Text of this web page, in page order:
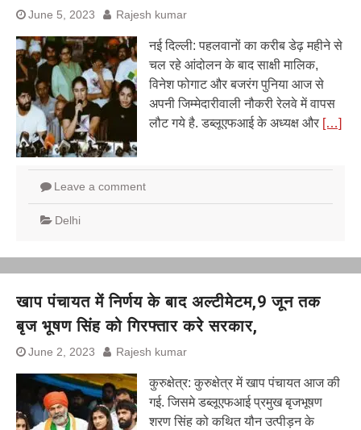
June 5, 2023 Rajesh kumar
नई दिल्ली: पहलवानों का करीब डेढ़ महीने से
चल रहे आंदोलन के बाद साक्षी मालिक,
विनेश फोगाट और बजरंग पुनिया आज से
अपनी जिम्मेदारीवाली नौकरी रेलवे में वापस
लौट गये है. डब्लूएफआई के अध्यक्ष और […]
Leave a comment
Delhi
खाप पंचायत में निर्णय के बाद अल्टीमेटम,9 जून तक
बृज भूषण सिंह को गिरफ्तार करे सरकार,
June 2, 2023 Rajesh kumar
कुरुक्षेत्र: कुरुक्षेत्र में खाप पंचायत आज की
गई. जिसमे डब्लूएफआई प्रमुख बृजभूषण
शरण सिंह को कथित यौन उत्पीड़न के